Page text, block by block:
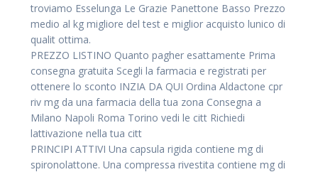
troviamo Esselunga Le Grazie Panettone Basso Prezzo
medio al kg migliore del test e miglior acquisto lunico di
qualit ottima.
PREZZO LISTINO Quanto pagher esattamente Prima
consegna gratuita Scegli la farmacia e registrati per
ottenere lo sconto INZIA DA QUI Ordina Aldactone cpr
riv mg da una farmacia della tua zona Consegna a
Milano Napoli Roma Torino vedi le citt Richiedi
lattivazione nella tua citt
PRINCIPI ATTIVI Una capsula rigida contiene mg di
spironolattone. Una compressa rivestita contiene mg di